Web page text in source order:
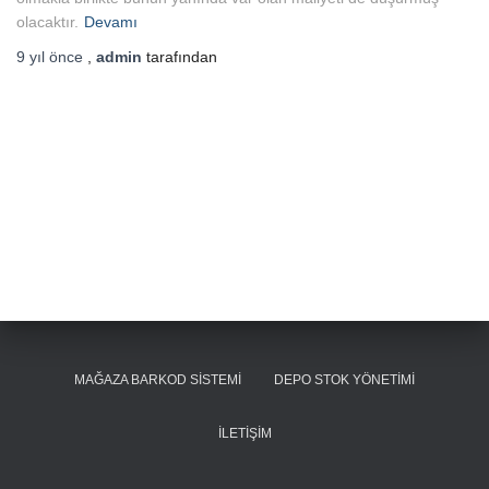
olacaktır. Devamı
9 yıl önce admin tarafından
MAĞAZA BARKOD SISTEMI DEPO STOK YÖNETIMI
İLETIŞIM